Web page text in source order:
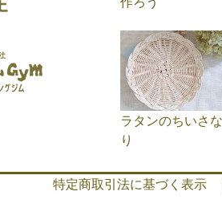
ラタンのちいさ
り
特定商取引法に基づく表示